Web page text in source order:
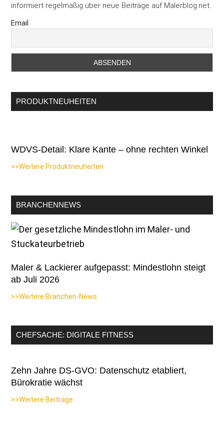
informiert regelmäßig über neue Beiträge auf Malerblog.net.
Email
PRODUKTNEUHEITEN
WDVS-Detail: Klare Kante – ohne rechten Winkel
>>Weitere Produktneuheiten
BRANCHENNEWS
Maler & Lackierer aufgepasst: Mindestlohn steigt
ab Juli 2026
>>Weitere Branchen-News
CHEFSACHE: DIGITALE FITNESS
Zehn Jahre DS-GVO: Datenschutz etabliert,
Bürokratie wächst
>>Weitere Beiträge